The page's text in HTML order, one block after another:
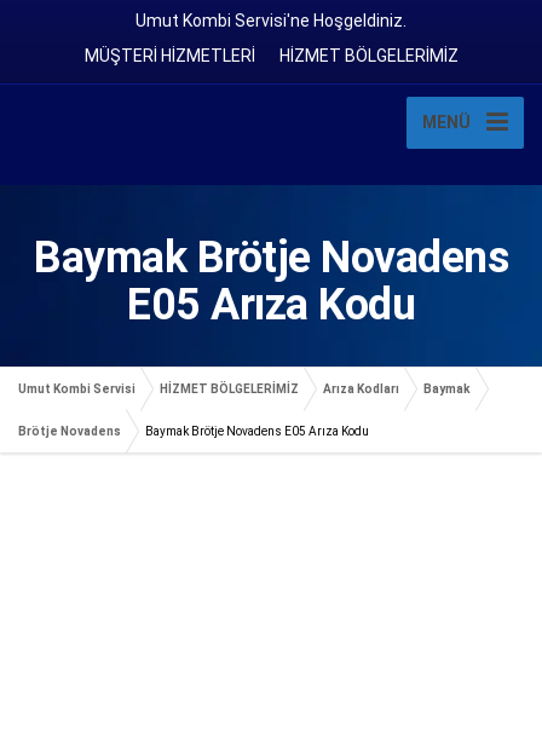
Umut Kombi Servisi'ne Hoşgeldiniz.
MÜŞTERİ HİZMETLERİ
HİZMET BÖLGELERİMİZ
MENÜ
Baymak Brötje Novadens
E05 Arıza Kodu
Umut Kombi Servisi HİZMET BÖLGELERİMİZ Arıza Kodları Baymak
Brötje Novadens Baymak Brötje Novadens E05 Arıza Kodu